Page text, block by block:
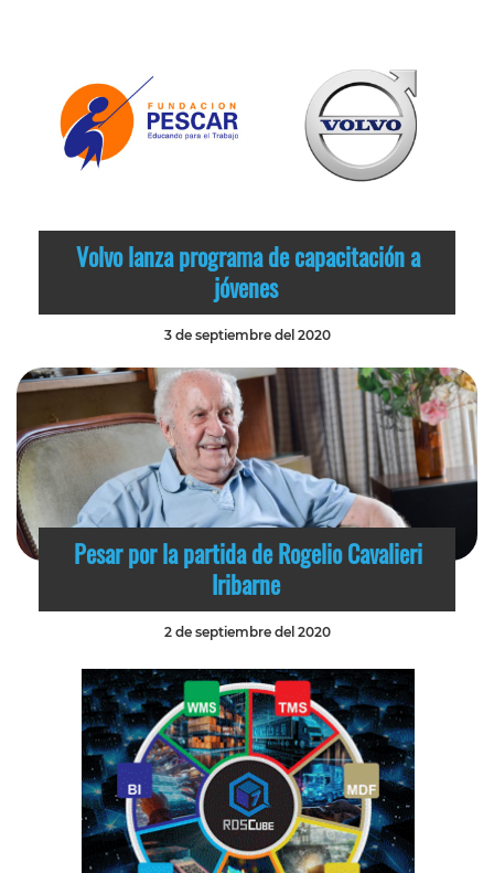
Volvo lanza programa de capacitación a
jóvenes
3 de septiembre del 2020
Pesar por la partida de Rogelio Cavalieri
Iribarne
2 de septiembre del 2020